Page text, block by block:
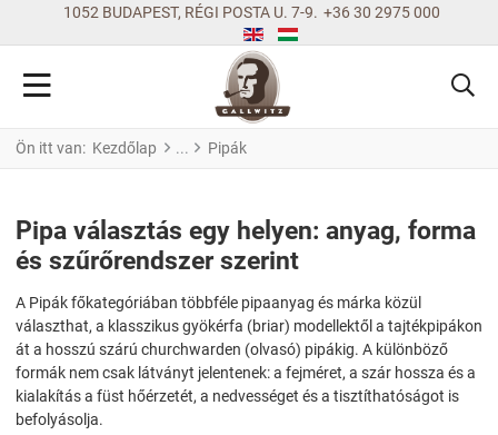
1052 BUDAPEST, RÉGI POSTA U. 7-9. +36 30 2975 000
Ön itt van: Kezdőlap Pipák
Pipa választás egy helyen: anyag, forma
és szűrőrendszer szerint
A Pipák főkategóriában többféle pipaanyag és márka közül
választhat, a klasszikus gyökérfa (briar) modellektől a tajtékpipákon
át a hosszú szárú churchwarden (olvasó) pipákig. A különböző
formák nem csak látványt jelentenek: a fejméret, a szár hossza és a
kialakítás a füst hőérzetét, a nedvességet és a tisztíthatóságot is
befolyásolja.